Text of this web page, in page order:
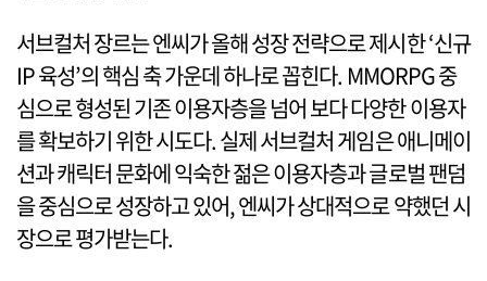
서브컬처 장르는 엔씨가 올해 성장 전략으로 제시한 ‘신규
IP 육성’의 핵심 축 가운데 하나로 꼽힌다. MMORPG 중
심으로 형성된 기존 이용자층을 넘어 보다 다양한 이용자
를 확보하기 위한 시도다. 실제 서브컬처 게임은 애니메이
션과 캐릭터 문화에 익숙한 젊은 이용자층과 글로벌 팬덤
을 중심으로 성장하고 있어, 엔씨가 상대적으로 약했던 시
장으로 평가받는다.